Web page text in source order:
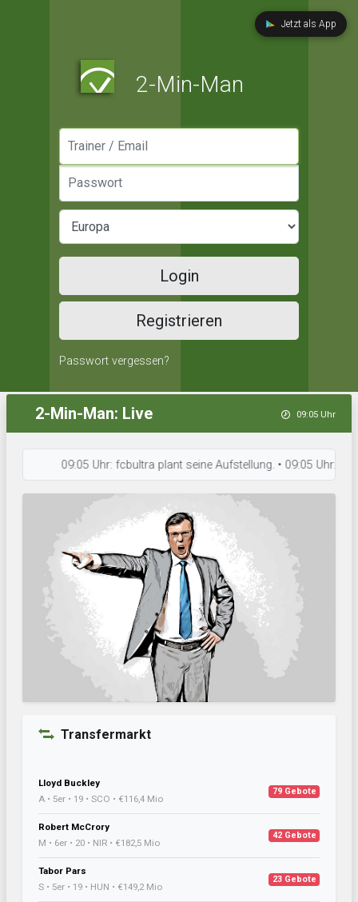
Jetzt als App
2-Min-Man
Login
Registrieren
Passwort vergessen?
2-Min-Man: Live 09:05 Uhr
09:05 Uhr: fcbultra plant seine Aufstellung. • 09:05 Uhr:
Transfermarkt
Lloyd Buckley
A • 5er • 19 • SCO • €116,4 Mio
79 Gebote
Robert McCrory
M • 6er • 20 • NIR • €182,5 Mio
42 Gebote
Tabor Pars
S • 5er • 19 • HUN • €149,2 Mio
23 Gebote